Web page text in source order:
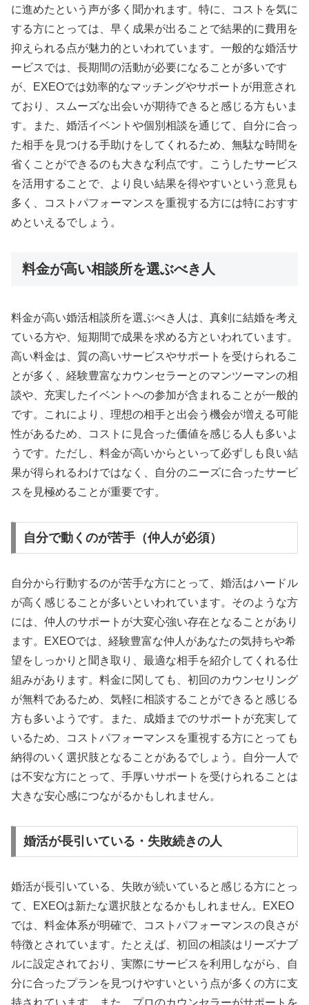
に進めたという声が多く聞かれます。特に、コストを気に
する方にとっては、早く成果が出ることで結果的に費用を
抑えられる点が魅力的といわれています。一般的な婚活サ
ービスでは、長期間の活動が必要になることが多いです
が、EXEOでは効率的なマッチングやサポートが用意され
ており、スムーズな出会いが期待できると感じる方もいま
す。また、婚活イベントや個別相談を通じて、自分に合っ
た相手を見つける手助けをしてくれるため、無駄な時間を
省くことができるのも大きな利点です。こうしたサービス
を活用することで、より良い結果を得やすいという意見も
多く、コストパフォーマンスを重視する方には特におすす
めといえるでしょう。
料金が高い相談所を選ぶべき人
料金が高い婚活相談所を選ぶべき人は、真剣に結婚を考え
ている方や、短期間で成果を求める方といわれています。
高い料金は、質の高いサービスやサポートを受けられるこ
とが多く、経験豊富なカウンセラーとのマンツーマンの相
談や、充実したイベントへの参加が含まれることが一般的
です。これにより、理想の相手と出会う機会が増える可能
性があるため、コストに見合った価値を感じる人も多いよ
うです。ただし、料金が高いからといって必ずしも良い結
果が得られるわけではなく、自分のニーズに合ったサービ
スを見極めることが重要です。
自分で動くのが苦手（仲人が必須）
自分から行動するのが苦手な方にとって、婚活はハードル
が高く感じることが多いといわれています。そのような方
には、仲人のサポートが大変心強い存在となることがあり
ます。EXEOでは、経験豊富な仲人があなたの気持ちや希
望をしっかりと聞き取り、最適な相手を紹介してくれる仕
組みがあります。料金に関しても、初回のカウンセリング
が無料であるため、気軽に相談することができると感じる
方も多いようです。また、成婚までのサポートが充実して
いるため、コストパフォーマンスを重視する方にとっても
納得のいく選択肢となることがあるでしょう。自分一人で
は不安な方にとって、手厚いサポートを受けられることは
大きな安心感につながるかもしれません。
婚活が長引いている・失敗続きの人
婚活が長引いている、失敗が続いていると感じる方にとっ
て、EXEOは新たな選択肢となるかもしれません。EXEO
では、料金体系が明確で、コストパフォーマンスの良さが
特徴とされています。たとえば、初回の相談はリーズナブ
ルに設定されており、実際にサービスを利用しながら、自
分に合ったプランを見つけやすいという点が多くの方に支